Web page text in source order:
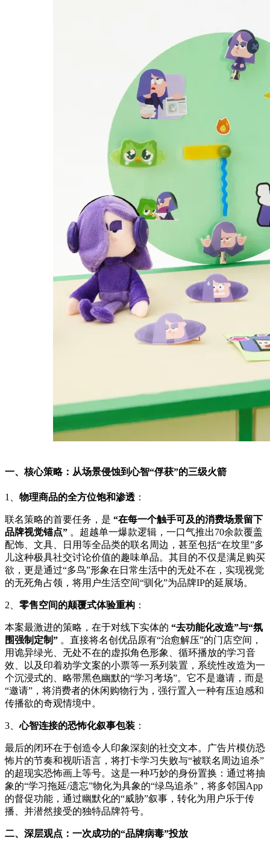
一、核心策略：从场景侵蚀到心智“俘获”的三级火箭
‌1、 物理商品的全方位饱和渗透 ‌：
联名策略的首要任务，是 ‌ “在每一个触手可及的消费场景留下
品牌视觉锚点” ‌ 。超越单一爆款逻辑，一口气推出70余款覆盖
配饰、文具、日用等全品类的联名周边，甚至包括“在坟里”多
儿这种极具社交讨论价值的趣味单品。其目的不仅是满足购买
欲，更是通过“多鸟”形象在日常生活中的无处不在，实现视觉
的无死角占领，将用户生活空间“驯化”为品牌IP的延展场。
‌2、 零售空间的颠覆式体验重构 ‌：
本案最激进的策略，在于对线下实体的 ‌ “去功能化改造”与“氛
围强制定制” ‌ 。直接将名创优品原有“治愈解压”的门店空间，
用诡异绿光、无处不在的虚拟角色形象、循环播放的学习音
效、以及印着劝学文案的小票等一系列装置，系统性改造为一
个沉浸式的、略带黑色幽默的“学习考场”。它不是邀请，而是
“邀请”，将消费者的休闲购物行为，强行置入一种有压迫感和
传播欲的奇观情境中。
‌3、心智连接的恐怖化叙事包装 ‌：
最后的闭环在于创造令人印象深刻的社交文本。广告片模仿恐
怖片的节奏和视听语言，将打卡学习失败与“被联名周边追杀”
的超现实恐怖画上等号。这是一种巧妙的身份置换：通过将抽
象的“学习拖延/遗忘”物化为具象的“绿鸟追杀”，将多邻国App
的督促功能，通过幽默化的“威胁”叙事，转化为用户乐于传
播、并潜然接受的独特品牌符号。
二、深层观点：一次成功的“品牌病毒”投放